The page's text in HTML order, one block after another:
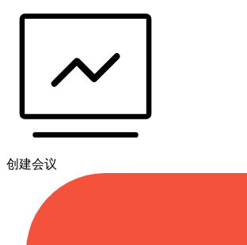
创建会议